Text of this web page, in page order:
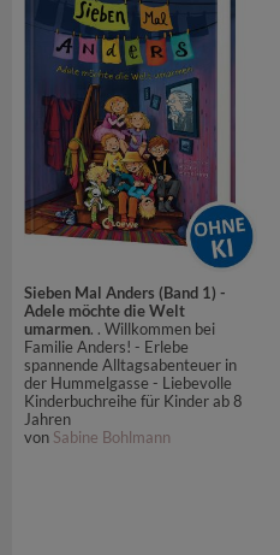
Sieben Mal Anders (Band 1) -
Adele möchte die Welt
umarmen. . Willkommen bei
Familie Anders! - Erlebe
spannende Alltagsabenteuer in
der Hummelgasse - Liebevolle
Kinderbuchreihe für Kinder ab 8
Jahren
von Sabine Bohlmann